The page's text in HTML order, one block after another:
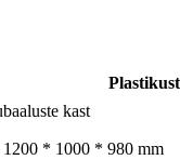
kast
1200 * 1000 * 980 mm